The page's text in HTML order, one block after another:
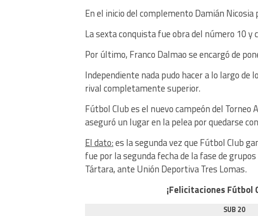
En el inicio del complemento Damián
La sexta conquista fue obra del número 10 y
Por último, Franco Dalmao se encargó de
Independiente nada pudo hacer a lo largo de
rival completamente superior.
Fútbol Club es el nuevo campeón del Torneo
aseguró un lugar en la pelea por quedarse
El dato:es la segunda vez que Fútbol Club
fue por la segunda fecha de la fase de
Tártara, ante Unión Deportiva Tres Lomas.
¡Felicitaciones Fútbol
SUB 20